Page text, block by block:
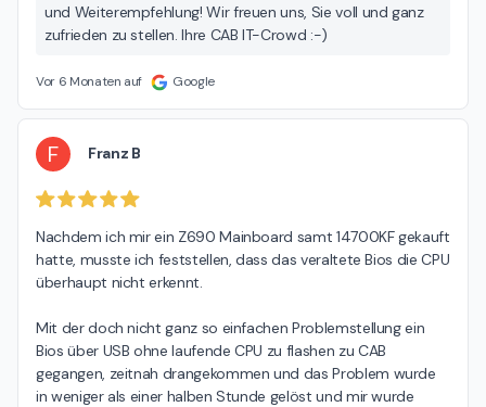
und Weiterempfehlung! Wir freuen uns, Sie voll und ganz
zufrieden zu stellen. Ihre CAB IT-Crowd :-)
Vor 6 Monaten auf Google
F Franz B
Nachdem ich mir ein Z690 Mainboard samt 14700KF gekauft
hatte, musste ich feststellen, dass das veraltete Bios die CPU
überhaupt nicht erkennt.
Mit der doch nicht ganz so einfachen Problemstellung ein
Bios über USB ohne laufende CPU zu flashen zu CAB
gegangen, zeitnah drangekommen und das Problem wurde
in weniger als einer halben Stunde gelöst und mir wurde